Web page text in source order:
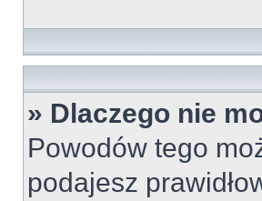
» Dlaczego nie
Powodów tego
podajesz